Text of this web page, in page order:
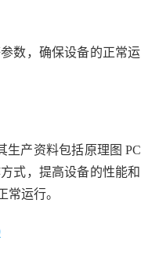
数，确保设备的正常
生产资料包括原理图
式，提高设备的性能
运行。